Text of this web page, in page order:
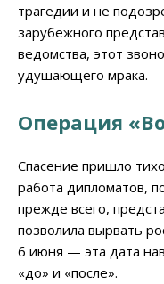
трагедии и не
зарубежного
ведомства, этот
удушающего мрака.
Операция
Спасение пришло
работа дипломатов,
прежде всего,
позволила вырвать
6 июня — эта дата
«до» и «после».